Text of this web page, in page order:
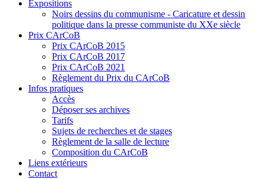
Expositions
Noirs dessins du communisme - Caricature et dessin
politique dans la presse communiste du XXe siècle
Prix CArCoB
Prix CArCoB 2015
Prix CArCoB 2017
Prix CArCoB 2021
Règlement du Prix du CArCoB
Infos pratiques
Accès
Déposer ses archives
Tarifs
Sujets de recherches et de stages
Règlement de la salle de lecture
Composition du CArCoB
Liens extérieurs
Contact